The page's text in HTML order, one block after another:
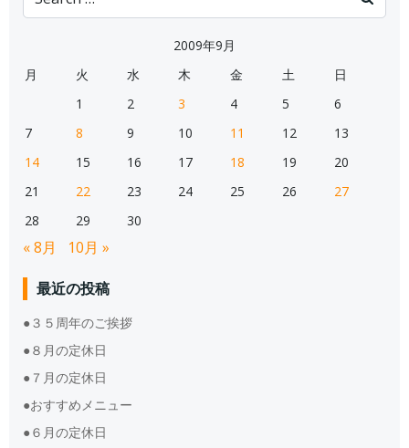
for:
2009年9月
月
火 水 木 金 土
日
1
2 3 4 5
6
7
8 9 10 11 12
13
14
15 16 17 18 19
20
21
22 23 24 25 26
27
28
29 30
« 8月 10月 »
最近の投稿
●３５周年のご挨拶
●８月の定休日
●７月の定休日
●おすすめメニュー
●６月の定休日